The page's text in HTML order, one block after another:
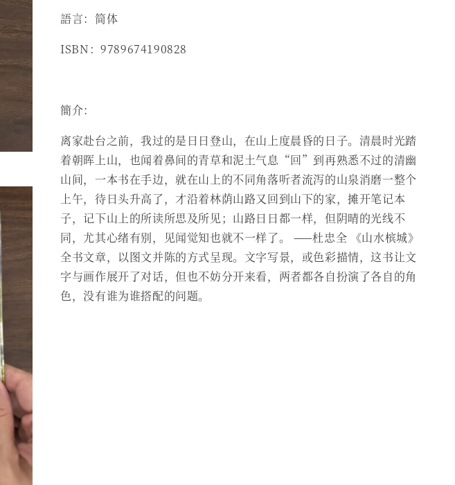
語言：简体
ISBN：9789674190828
簡介：
离家赴台之前，我过的是日日登山，在山上度晨昏的日子。清晨时光踏
着朝晖上山，也闻着鼻间的青草和泥土气息“回”到再熟悉不过的清幽
山间，一本书在手边，就在山上的不同角落听者流泻的山泉消磨一整个
上午，待日头升高了，才沿着林荫山路又回到山下的家，摊开笔记本
子，记下山上的所读所思及所见；山路日日都一样，但阴晴的光线不
同，尤其心绪有别，见闻觉知也就不一样了。 ——杜忠全 《山水槟城》
全书文章，以图文并陈的方式呈现。文字写景，或色彩描情，这书让文
字与画作展开了对话，但也不妨分开来看，两者都各自扮演了各自的角
色，没有谁为谁搭配的问题。